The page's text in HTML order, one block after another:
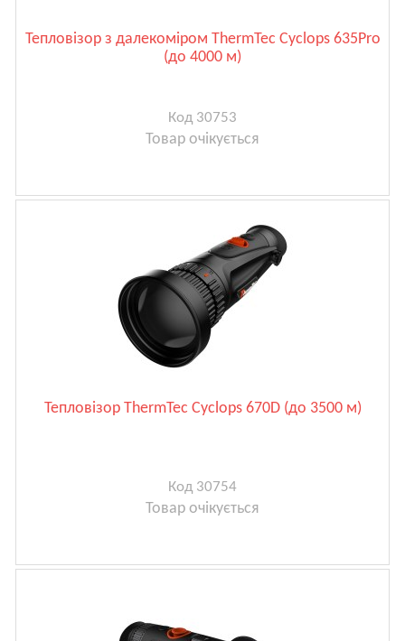
Тепловізор з далекоміром ThermTec Cyclops 635Pro
(до 4000 м)
Код 30753
Товар очікується
Тепловізор ThermTec Cyclops 670D (до 3500 м)
Код 30754
Товар очікується